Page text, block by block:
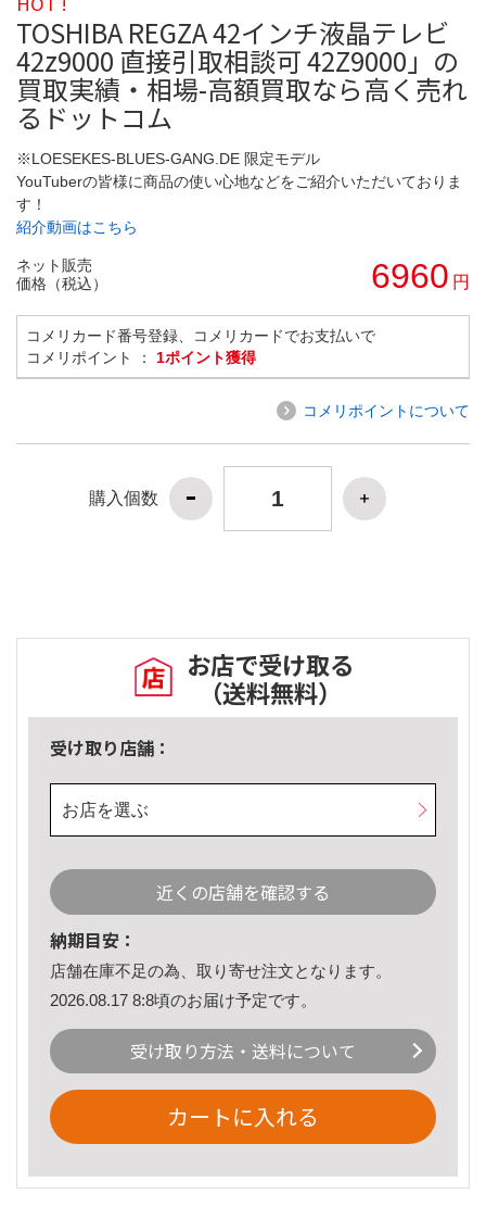
TOSHIBA REGZA 42インチ液晶テレビ
42z9000 直接引取相談可 42Z9000」の
買取実績・相場-高額買取なら高く売れ
るドットコム
※LOESEKES-BLUES-GANG.DE 限定モデル
YouTuberの皆様に商品の使い心地などをご紹介いただいておりま
す！
紹介動画はこちら
ネット販売
価格（税込）
6960 円
コメリカード番号登録、コメリカードでお支払いで
コメリポイント ： 1ポイント獲得
コメリポイントについて
購入個数
お店で受け取る
（送料無料）
受け取り店舗：
お店を選ぶ
近くの店舗を確認する
納期目安：
店舗在庫不足の為、取り寄せ注文となります。
2026.08.17 8:8頃のお届け予定です。
受け取り方法・送料について
カートに入れる